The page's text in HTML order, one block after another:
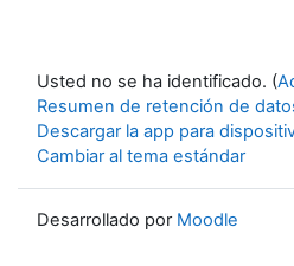
Usted no se ha identificado. (
Resumen de retención de
Descargar la app para
Cambiar al tema estándar
Desarrollado por Moodle